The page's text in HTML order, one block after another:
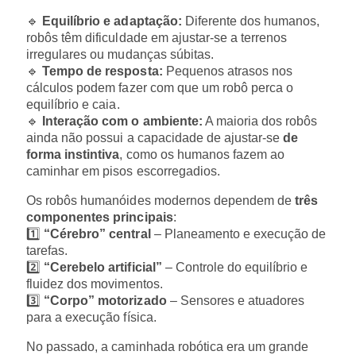
🔹 Equilíbrio e adaptação: Diferente dos humanos,
robôs têm dificuldade em ajustar-se a terrenos
irregulares ou mudanças súbitas.
🔹Tempo de resposta: Pequenos atrasos nos
cálculos podem fazer com que um robô perca o
equilíbrio e caia.
🔹
Interação com o ambiente: A maioria dos robôs
ainda não possui a capacidade de ajustar-sede
forma instintiva, como os humanos fazem ao
caminhar em pisos escorregadios.
Os robôs humanóides modernos dependem detrês
componentes principais:
1️⃣ “Cérebro” central – Planeamento e execução de
tarefas.
2️⃣ “Cerebelo artificial” – Controle do equilíbrio e
fluidez dos movimentos.
3️⃣ “Corpo” motorizado– Sensores e atuadores
para a execução física.
No passado, a caminhada robótica era um grande